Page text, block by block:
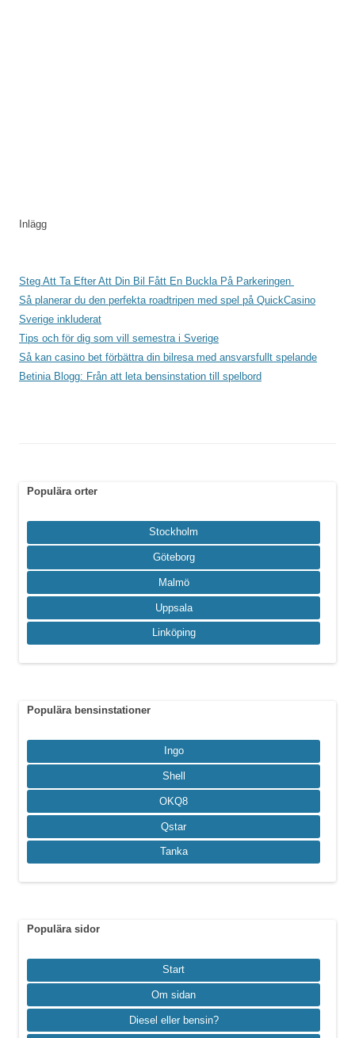
Inlägg
Steg Att Ta Efter Att Din Bil Fått En Buckla På Parkeringen
Så planerar du den perfekta roadtripen med spel på QuickCasino
Sverige inkluderat
Tips och för dig som vill semestra i Sverige
Så kan casino bet förbättra din bilresa med ansvarsfullt spelande
Betinia Blogg: Från att leta bensinstation till spelbord
Populära orter
Stockholm
Göteborg
Malmö
Uppsala
Linköping
Populära bensinstationer
Ingo
Shell
OKQ8
Qstar
Tanka
Populära sidor
Start
Om sidan
Diesel eller bensin?